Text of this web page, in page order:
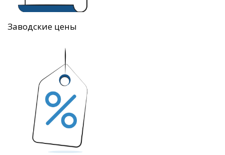
Заводские цены